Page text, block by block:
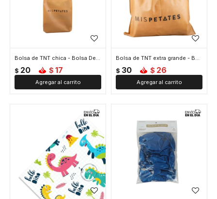
Bolsa de TNT chica - Bolsa De Tnt Chica
$ 20 $ 17
Bolsa de TNT extra grande - Bolsa De Tnt Extra Grande
$ 30 $ 26